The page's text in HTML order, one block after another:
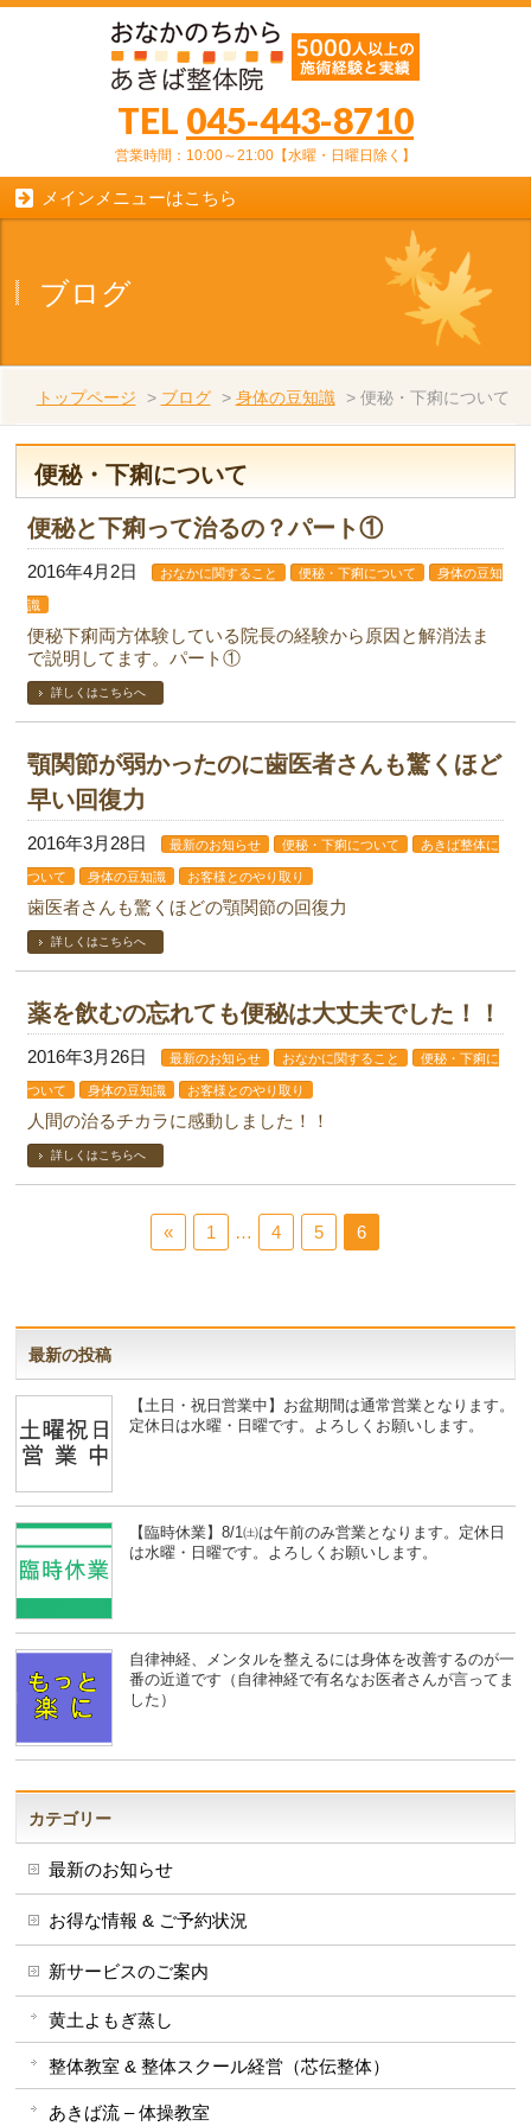
TEL 045-443-8710
営業時間：10:00～21:00【水曜・日曜日除く】
メインメニューはこちら
ブログ
トップページ > ブログ > 身体の豆知識 > 便秘・下痢について
便秘・下痢について
便秘と下痢って治るの？パート①
2016年4月2日 おなかに関すること 便秘・下痢について 身体の豆知
識
便秘下痢両方体験している院長の経験から原因と解消法ま
で説明してます。パート①
詳しくはこちらへ
顎関節が弱かったのに歯医者さんも驚くほど
早い回復力
2016年3月28日 最新のお知らせ 便秘・下痢について あきば整体に
ついて 身体の豆知識 お客様とのやり取り
歯医者さんも驚くほどの顎関節の回復力
詳しくはこちらへ
薬を飲むの忘れても便秘は大丈夫でした！！
2016年3月26日 最新のお知らせ おなかに関すること 便秘・下痢に
ついて 身体の豆知識 お客様とのやり取り
人間の治るチカラに感動しました！！
詳しくはこちらへ
« 1 … 4 5 6
最新の投稿
【土日・祝日営業中】お盆期間は通常営業となります。
定休日は水曜・日曜です。よろしくお願いします。
【臨時休業】8/1㈯は午前のみ営業となります。定休日
は水曜・日曜です。よろしくお願いします。
自律神経、メンタルを整えるには身体を改善するのが一
番の近道です（自律神経で有名なお医者さんが言ってま
した）
カテゴリー
最新のお知らせ
お得な情報 & ご予約状況
新サービスのご案内
黄土よもぎ蒸し
整体教室 & 整体スクール経営（芯伝整体）
あきば流 – 体操教室